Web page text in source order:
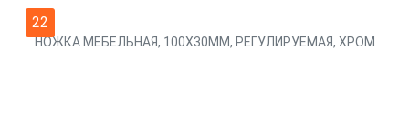
22
НОЖКА МЕБЕЛЬНАЯ, 100Х30ММ, РЕГУЛИРУЕМАЯ, ХРОМ